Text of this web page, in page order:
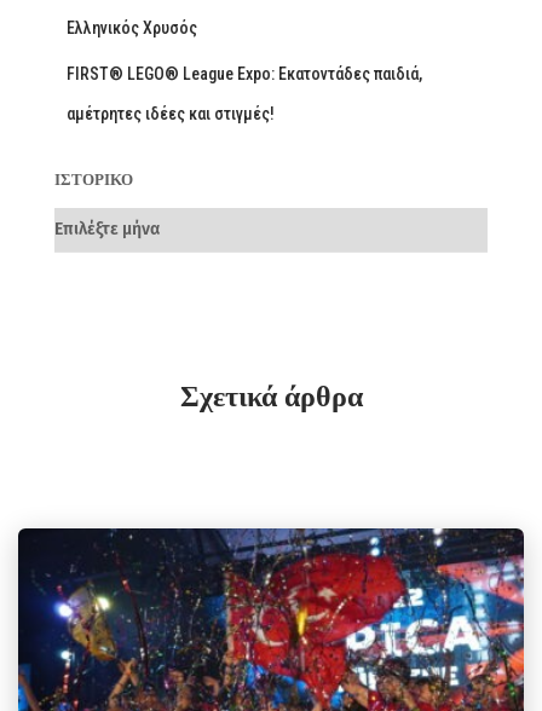
Ελληνικός Χρυσός
FIRST® LEGO® League Expo: Εκατοντάδες παιδιά,
αμέτρητες ιδέες και στιγμές!
ΙΣΤΟΡΙΚΌ
Σχετικά άρθρα